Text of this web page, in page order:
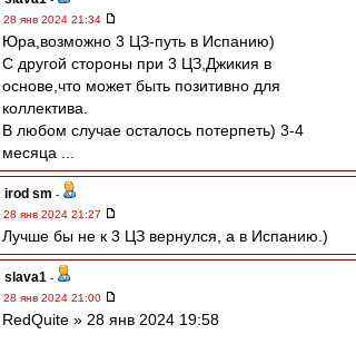
28 янв 2024 21:34
Юра,возможно 3 ЦЗ-путь в Испанию)
C другой стороны при 3 ЦЗ,Джикия в
основе,что может быть позитивно для
коллектива.
В любом случае осталось потерпеть) 3-4
месяца ...
irod sm -
28 янв 2024 21:27
Лучше бы не к 3 ЦЗ вернулся, а в Испанию.)
slava1 -
28 янв 2024 21:00
RedQuite » 28 янв 2024 19:58